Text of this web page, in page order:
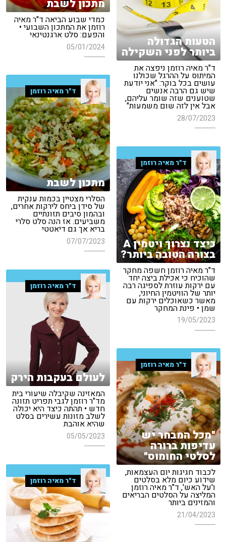
מתכון לשבת
כמדי שבוע הביאה ד"ר מאיה
רוזמן את המתכון השבועי •
והפעם: סלט ארגנטינאי
05/01/2024 הטעות הגדולה
ביותר לפני השקילה
ד"ר מאיה רוזמן ניפצה את
המיתוס על ההרגל שכולנו
עושים בכל בוקר: "אני יודעת
שיש גם הרבה אנשים
שטוענים שזה שומר עליהם,
אבל אין לזה שום משמעות"
28/07/2023
ד"ר מאיה רוזמן
מתכון לשבת
הסלרי מצטיין בכמות ענקית
של סידן ביחס לירקות אחרים,
ובהמון סיבים תזונתיים
משביעים. אז הנה סלט סלרי
בריא אך גם דיאטטי
07/07/2023
ד"ר מאיה רוזמן
כיצד נצרוך ויטמין A
בצורה הטובה ביותר?
ד"ר מאיה רוזמן חשפה מחקר
שהוכיח כי אכילת ביצה יחד
עם ירקות עוזרת לספיגה רבה
יותר של הוויטמין החיוני,
מאשר כשאוכלים ירקות עם
שמן • פינת המחקר
19/05/2023
ד"ר מאיה רוזמן
לעולם בעקבות הירק
המאזינה שקיבלה שיעורי בית
מד"ר רוזמן לגבי תפריט תזונה
חדש • תהתה כיצד היא יכולה
לשלב מזונות עשירים בסלט
שהיא אוהבת
05/05/2023
ד"ר מאיה רוזמן
"מכל המבחר יש
עדיפות ברורה
לסלטי החומוס"
לכבוד חגיגות יום העצמאות,
שידוע כיום מלא בסלטים
ו'על האש', ד"ר מאיה רוזמן
המליצה על הסלטים הבריאים
והמזינים ביותר
21/04/2023
ד"ר מאיה רוזמן